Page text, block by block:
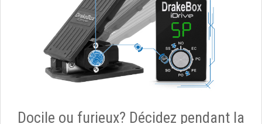
Docile ou furieux? Décidez pendant la